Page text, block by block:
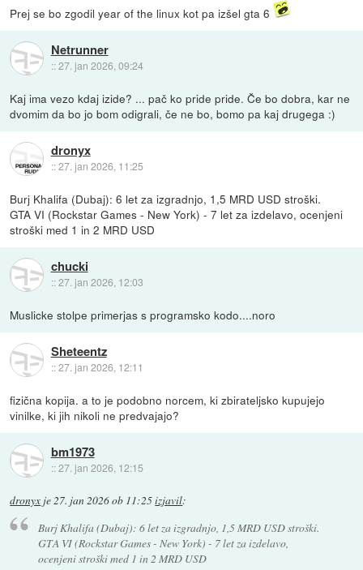
Prej se bo zgodil year of the linux kot pa izšel gta 6
Netrunner
::27. jan 2026, 09:24
Kaj ima vezo kdaj izide? ... pač ko pride pride. Če bo dobra, kar ne
dvomim da bo jo bom odigrali, če ne bo, bomo pa kaj drugega :)
dronyx
::27. jan 2026, 11:25
Burj Khalifa (Dubaj): 6 let za izgradnjo, 1,5 MRD USD stroški.
GTA VI (Rockstar Games - New York) - 7 let za izdelavo, ocenjeni
stroški med 1 in 2 MRD USD
chucki
::27. jan 2026, 12:03
Muslicke stolpe primerjas s programsko kodo....noro
Sheteentz
::27. jan 2026, 12:11
fizična kopija. a to je podobno norcem, ki zbirateljsko kupujejo
vinilke, ki jih nikoli ne predvajajo?
bm1973
::27. jan 2026, 12:15
dronyx je27. jan 2026 ob 11:25izjavil:
Burj Khalifa (Dubaj): 6 let za izgradnjo, 1,5 MRD USD stroški.
GTA VI (Rockstar Games - New York) - 7 let za izdelavo,
ocenjeni stroški med 1 in 2 MRD USD